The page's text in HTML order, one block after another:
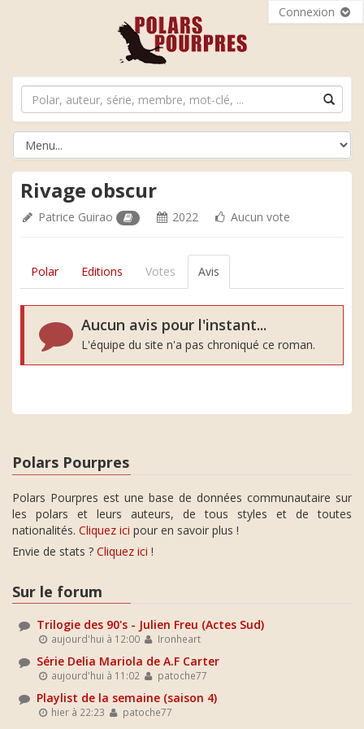
Connexion
Rivage obscur
Patrice Guirao 2022 Aucun vote
Polar Editions Votes Avis
Aucun avis pour l'instant...
L'équipe du site n'a pas chroniqué ce roman.
Polars Pourpres
Polars Pourpres est une base de données communautaire sur
les polars et leurs auteurs, de tous styles et de toutes
nationalités. Cliquez ici pour en savoir plus !
Envie de stats ? Cliquez ici !
Sur le forum
Trilogie des 90's - Julien Freu (Actes Sud)
aujourd'hui à 12:00 Ironheart
Série Delia Mariola de A.F Carter
aujourd'hui à 11:02 patoche77
Playlist de la semaine (saison 4)
hier à 22:23 patoche77